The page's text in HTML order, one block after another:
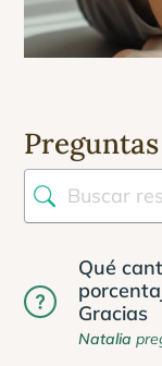
Qué
Gracias
Natalia